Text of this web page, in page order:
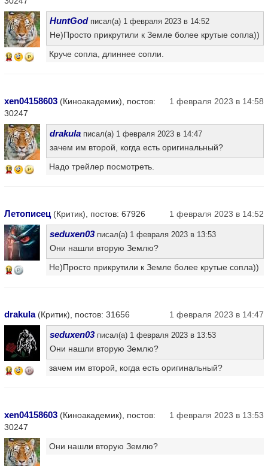
15
HuntGodписал(а) 1 февраля 2023 в 14:52
Не)Просто прикрутили к Земле более крутые сопла))
Круче сопла, длиннее сопли.
xen04158603 (Киноакадемик), постов:
30247
1 февраля 2023 в 14:58
15
drakula писал(а) 1 февраля 2023 в 14:47
зачем им второй, когда есть оригинальный?
Надо трейлер посмотреть.
Летописец (Критик), постов: 67926 1 февраля 2023 в 14:52
16
seduxen03писал(а) 1 февраля 2023 в 13:53
Они нашли вторую Землю?
Не)Просто прикрутили к Земле более крутые сопла))
drakula(Критик), постов: 31656 1 февраля 2023 в 14:47
14
seduxen03писал(а) 1 февраля 2023 в 13:53
Они нашли вторую Землю?
зачем им второй, когда есть оригинальный?
xen04158603 (Киноакадемик), постов:
30247
1 февраля 2023 в 13:53
Они нашли вторую Землю?